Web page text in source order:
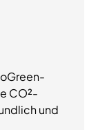
CO²-
und